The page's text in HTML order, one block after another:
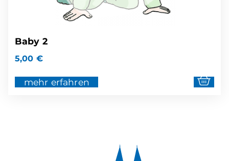
Baby 2
5,00 €
mehr erfahren